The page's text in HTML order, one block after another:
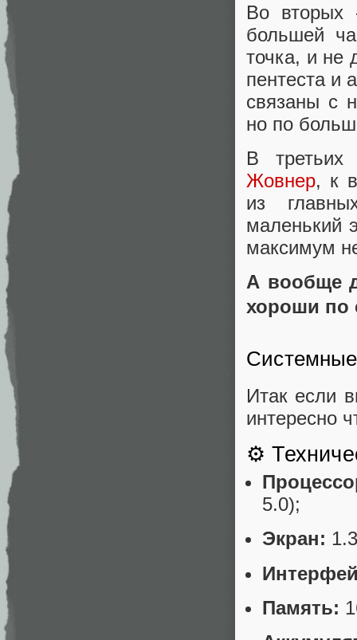
Во вторых
большей
точка, и не
пентеста и
связаны с
но по
В
Жовнер, к
из
маленький
максимум
А вообще
хороши по
Итак если
интересно
⚙️
5.0);
Экран:
Память: